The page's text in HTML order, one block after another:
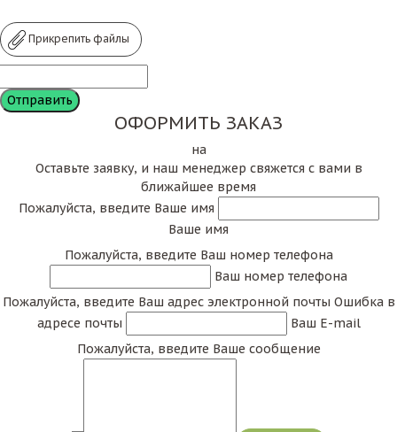
Прикрепить файлы
ОФОРМИТЬ ЗАКАЗ
на
Оставьте заявку, и наш менеджер свяжется с вами в
ближайшее время
Пожалуйста, введите Ваше имя
Ваше имя
Пожалуйста, введите Ваш номер телефона
Ваш номер телефона
Пожалуйста, введите Ваш адрес электронной почты Ошибка в
адресе почты
Ваш E-mail
Пожалуйста, введите Ваше сообщение